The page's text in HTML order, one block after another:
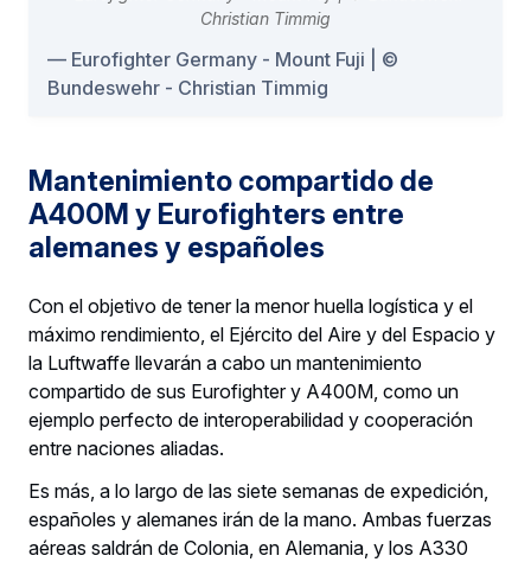
Eurofighter Germany - Mount Fuji | ©️
Bundeswehr - Christian Timmig
Mantenimiento compartido de
A400M y Eurofighters entre
alemanes y españoles
Con el objetivo de tener la menor huella logística y el
máximo rendimiento, el Ejército del Aire y del Espacio y
la Luftwaffe llevarán a cabo un mantenimiento
compartido de sus Eurofighter y A400M, como un
ejemplo perfecto de interoperabilidad y cooperación
entre naciones aliadas.
Es más, a lo largo de las siete semanas de expedición,
españoles y alemanes irán de la mano. Ambas fuerzas
aéreas saldrán de Colonia, en Alemania, y los A330